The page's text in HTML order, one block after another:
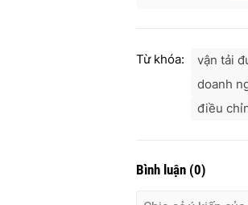
Từ khóa: vận tải
doanh
điều
Bình luận (0)